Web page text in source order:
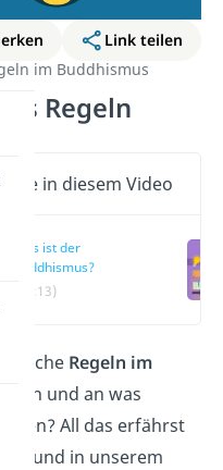
Link teilen
im Buddhismus
Regeln
in diesem Video
Was ist der
Buddhismus?
(00:13)
welche Regeln im
gelten und an was
All das erfährst
und in unserem